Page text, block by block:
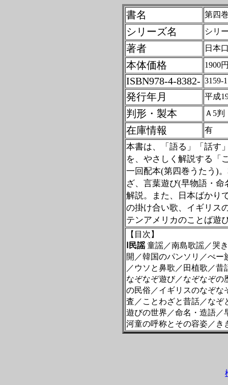
書名 第四
シリーズ名 シリ
著者 日本
本体価格 1900
ISBN978-4-8382- 3159-1
発行年月 平成
判形・製本 Ａ5
在庫情報 有
本書は、「語る」「話す
を、やさしく解説する「
一回配本(第四巻うたう )
ざ、言葉遊び(早物語・命
解説。また、日本ばかり
の掛け合い歌、イギリス
テンアメリカのことば遊
【目次】
Ⅰ民謡 童謡／南島歌謡／哭
開／韓国のパンソリ／ぺ
／ウソと鼻歌／田植歌／
なぞなぞ遊び／なぞなぞの
の民俗／イギリスのなぞな
査／ことわざと昔話／な
遊びの世界／命名・造語／
河童の呼称とその容姿／き